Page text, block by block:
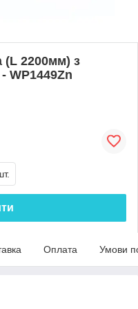
(L 2200мм) з
WP1449Zn
Оплата Умови